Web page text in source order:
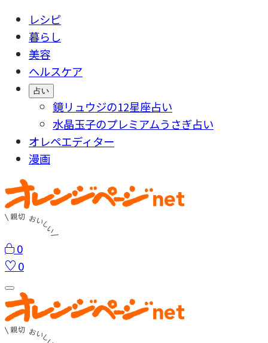
レシピ
暮らし
美容
ヘルスケア
占い
鏡リュウジの12星座占い
水晶玉子のプレミアムうさぎ占い
オレペエディター
漫画
0
0